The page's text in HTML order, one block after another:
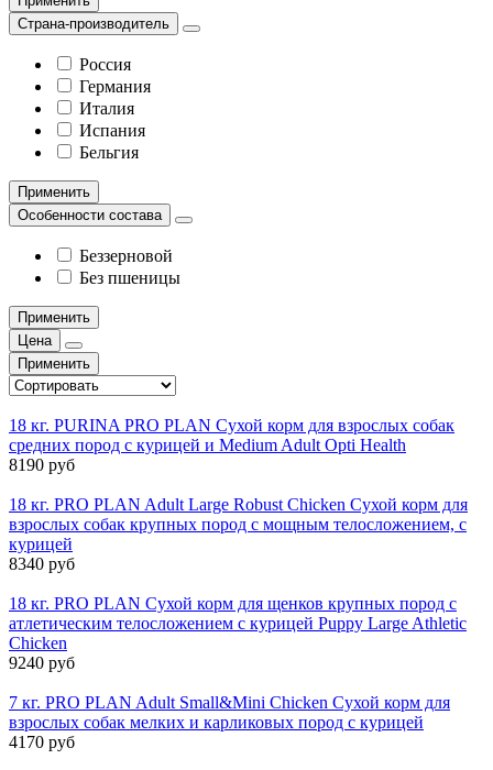
Страна-производитель
Россия
Германия
Италия
Испания
Бельгия
Применить
Особенности состава
Беззерновой
Без пшеницы
Применить
Цена
Применить
18 кг. PURINA PRO PLAN Сухой корм для взрослых собак
средних пород с курицей и Medium Adult Opti Health
8190 руб
18 кг. PRO PLAN Adult Large Robust Chicken Сухой корм для
взрослых собак крупных пород с мощным телосложением, с
курицей
8340 руб
18 кг. PRO PLAN Сухой корм для щенков крупных пород с
атлетическим телосложением с курицей Puppy Large Athletic
Chicken
9240 руб
7 кг. PRO PLAN Adult Small&Mini Chicken Сухой корм для
взрослых собак мелких и карликовых пород с курицей
4170 руб